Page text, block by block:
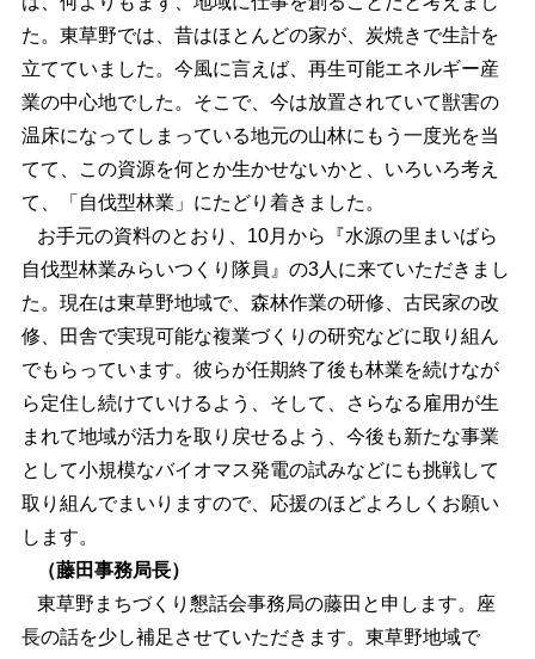
た。東草野では、昔はほとんどの家が、炭焼きで生計を
立てていました。今風に言えば、再生可能エネルギー産
業の中心地でした。そこで、今は放置されていて獣害の
温床になってしまっている地元の山林にもう一度光を当
てて、この資源を何とか生かせないかと、いろいろ考え
て、「自伐型林業」にたどり着きました。
お手元の資料のとおり、10月から『水源の里まいばら
自伐型林業みらいつくり隊員』の3人に来ていただきまし
た。現在は東草野地域で、森林作業の研修、古民家の改
修、田舎で実現可能な複業づくりの研究などに取り組ん
でもらっています。彼らが任期終了後も林業を続けなが
ら定住し続けていけるよう、そして、さらなる雇用が生
まれて地域が活力を取り戻せるよう、今後も新たな事業
として小規模なバイオマス発電の試みなどにも挑戦して
取り組んでまいりますので、応援のほどよろしくお願い
します。
（藤田事務局長）
東草野まちづくり懇話会事務局の藤田と申します。座
長の話を少し補足させていただきます。東草野地域で